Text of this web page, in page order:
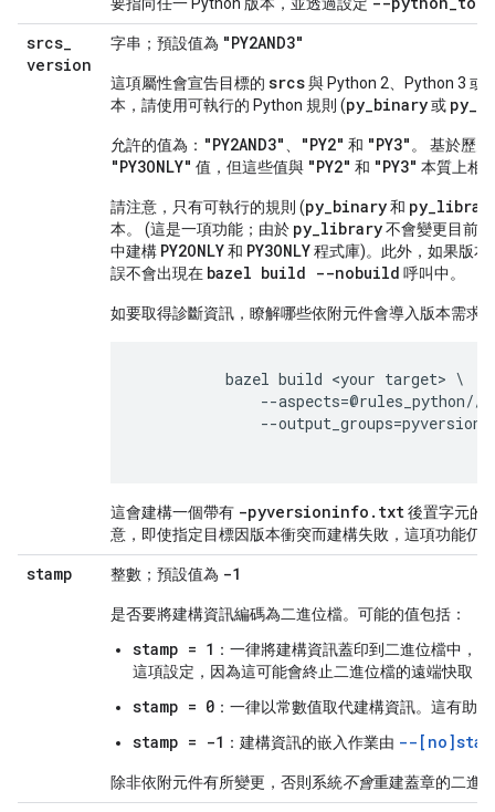
srcs_
version
字串；預設值為 "PY2AND3"
這項屬性會宣告目標的 srcs與 Python 2、Python 3 或
本，請使用可執行的 Python 規則 (py_binary或 py_
允許的值為： "PY2AND3" "PY2" 和 "PY3" 。 基於歷
"PY3ONLY" 值，但這些值與 "PY2" 和 "PY3" 本質上相
請注意，只有可執行的規則 (py_binary和
本。 (這是一項功能；由於 py_library不會變更目前
中建構 PY2ONLY和 PY3ONLY程式庫)。此外，如果版
誤不會出現在 bazel build --nobuild 呼叫中。
如要取得診斷資訊，瞭解哪些依附元件會導入版本需求
          bazel build <your target> \
--
--
這會建構一個帶有 -pyversioninfo . txt後置字元的
意，即使指定目標因版本衝突而建構失敗，這項功能仍
stamp 整數；預設值為 -1
是否要將建構資訊編碼為二進位檔。可能的值包括：
stamp = 1 ：一律將建構資訊蓋印到二進位檔中，
這項設定 ，因為這可能會終止二進位檔的遠端快取
stamp = 0 ：一律以常數值取代建構資訊。這有助
stamp = -1 ：建構資訊的嵌入作業由 --
除非依附元件有所變更，否則系統不會重建蓋章的二進